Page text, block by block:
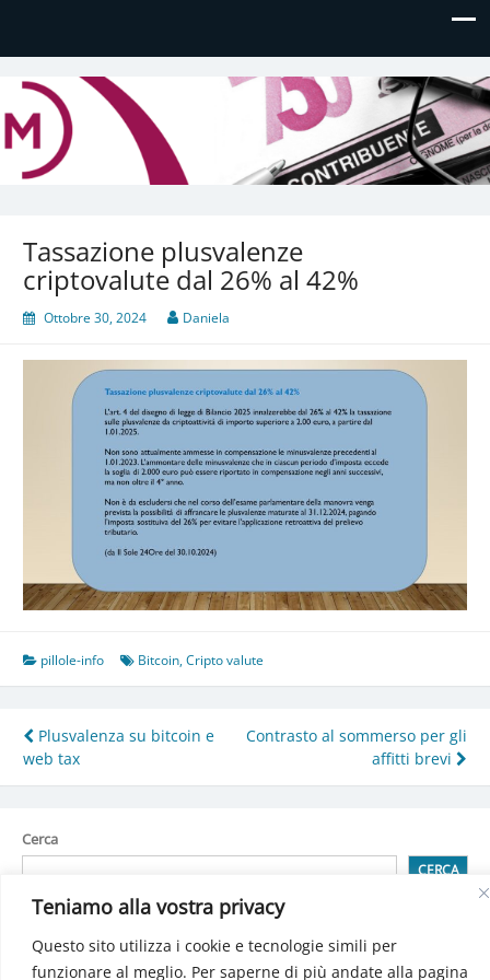
Teniamo alla vostra privacy
Questo sito utilizza i cookie e tecnologie simili per
funzionare al meglio. Per saperne di più andate alla pagina
Daniela Manfè
Daniela Manfè Studio di consulenza amministrativa,
contabile, tributaria e fiscale
Tassazione plusvalenze
criptovalute dal 26% al 42%
Ottobre 30, 2024 Daniela
pillole-info Bitcoin,Cripto valute
Navigazione
articoli
Plusvalenza su bitcoin e
web tax
Contrasto al sommerso per gli
affitti brevi
Cerca
CERCA
Detrazioni spese attività sportiva praticata dai ragazzi